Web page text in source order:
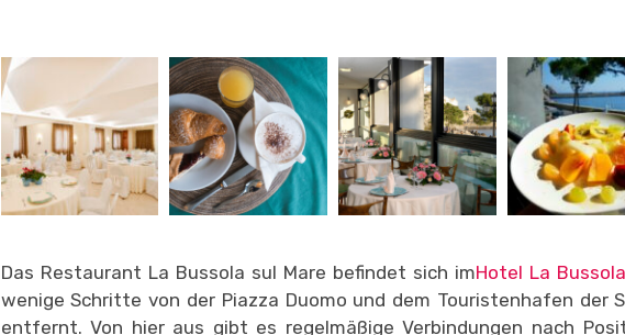
Das Restaurant La Bussola sul Mare befindet sich imHotel La Bussola
wenige Schritte von der Piazza Duomo und dem Touristenhafen der
entfernt. Von hier aus gibt es regelmäßige Verbindungen nach